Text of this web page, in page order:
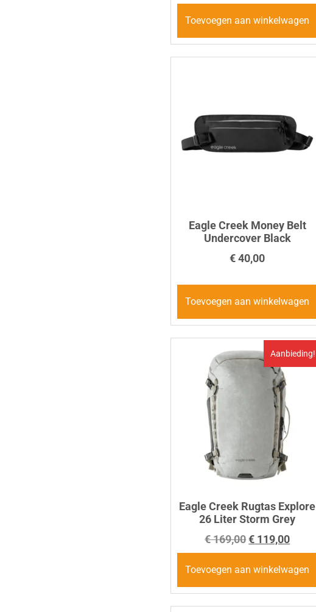
Toevoegen aan winkelwagen
Eagle Creek Money Belt
Undercover Black
€40,00
Toevoegen aan winkelwagen
Aanbieding!
Eagle Creek Rugtas Explore
26 Liter Storm Grey
€169,00€ 119,00
Toevoegen aan winkelwagen